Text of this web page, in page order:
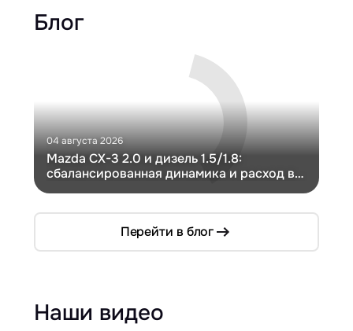
Блог
04 августа 2026
Mazda CX-3 2.0 и дизель 1.5/1.8:
сбалансированная динамика и расход в
Перейти в блог
Наши видео